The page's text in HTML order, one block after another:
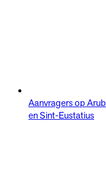
Aanvragers op
en Sint-Eustatius